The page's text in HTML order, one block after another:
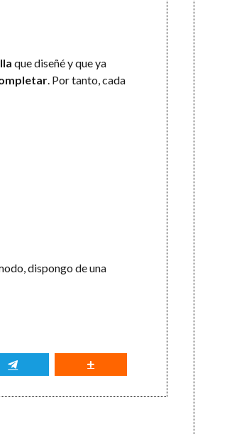
que diseñé y que ya
. Por tanto, cada
dispongo de una